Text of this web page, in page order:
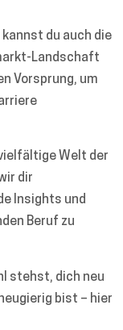
du auch die
Landschaft
Vorsprung, um
Welt der
dir
Insights und
Beruf zu
stehst, dich neu
bist – hier